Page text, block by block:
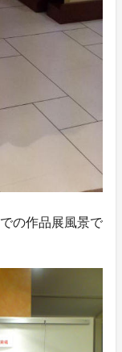
の作品展風景で